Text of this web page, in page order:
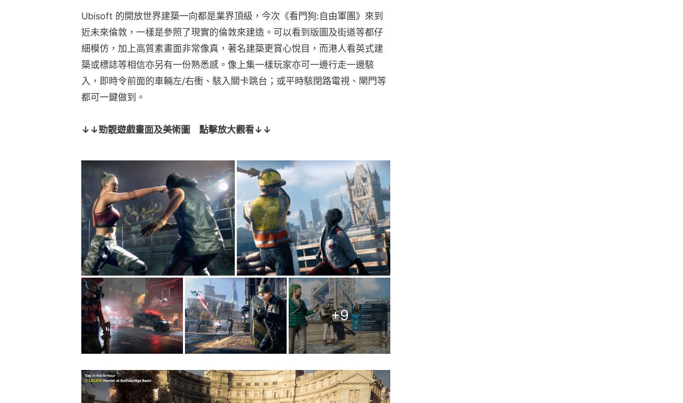
Ubisoft 的開放世界建築一向都是業界頂級，今次《看門狗:自由軍團》來到
近未來倫敦，一樣是參照了現實的倫敦來建造。可以看到版圖及街道等都仔
細模仿，加上高質素畫面非常像真，著名建築更賞心悅目，而港人看英式建
築或標誌等相信亦另有一份熟悉感。像上集一樣玩家亦可一邊行走一邊駭
入，即時令前面的車輛左/右衝、駭入關卡跳台；或平時駭閉路電視、閘門等
都可一鍵做到。
↓↓勁靚遊戲畫面及美術圖　點擊放大觀看↓↓
+9